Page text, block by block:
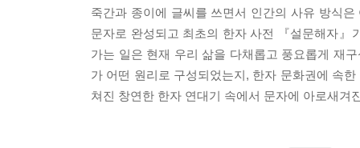
죽간과 종이에 글씨를 쓰면서 인간의 사유 방식
문자로 완성되고 최초의 한자 사전 『설문해자』
가는 일은 현재 우리 삶을 다채롭고 풍요롭게 재
가 어떤 원리로 구성되었는지, 한자 문화권에 속
쳐진 창연한 한자 연대기 속에서 문자에 아로새겨